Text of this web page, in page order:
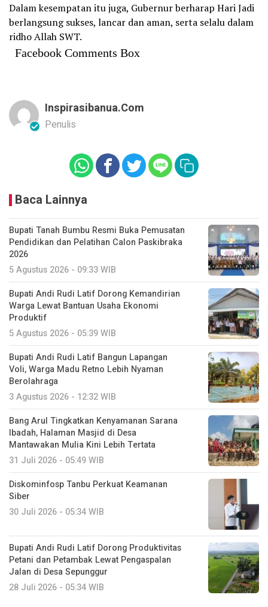
Dalam kesempatan itu juga, Gubernur berharap Hari Jadi
berlangsung sukses, lancar dan aman, serta selalu dalam
ridho Allah SWT.
Facebook Comments Box
Inspirasibanua.com
Penulis
Baca Lainnya
Bupati Tanah Bumbu Resmi Buka Pemusatan
Pendidikan dan Pelatihan Calon Paskibraka
2026
5 Agustus 2026 - 09:33 WIB
Bupati Andi Rudi Latif Dorong Kemandirian
Warga Lewat Bantuan Usaha Ekonomi
Produktif
5 Agustus 2026 - 05:39 WIB
Bupati Andi Rudi Latif Bangun Lapangan
Voli, Warga Madu Retno Lebih Nyaman
Berolahraga
3 Agustus 2026 - 12:32 WIB
Bang Arul Tingkatkan Kenyamanan Sarana
Ibadah, Halaman Masjid di Desa
Mantawakan Mulia Kini Lebih Tertata
31 Juli 2026 - 05:49 WIB
Diskominfosp Tanbu Perkuat Keamanan
Siber
30 Juli 2026 - 05:34 WIB
Bupati Andi Rudi Latif Dorong Produktivitas
Petani dan Petambak Lewat Pengaspalan
Jalan di Desa Sepunggur
28 Juli 2026 - 05:34 WIB